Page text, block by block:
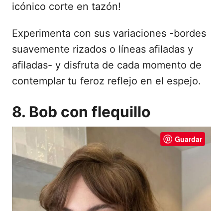
icónico corte en tazón!
Experimenta con sus variaciones -bordes
suavemente rizados o líneas afiladas y
afiladas- y disfruta de cada momento de
contemplar tu feroz reflejo en el espejo.
8. Bob con flequillo
Guardar